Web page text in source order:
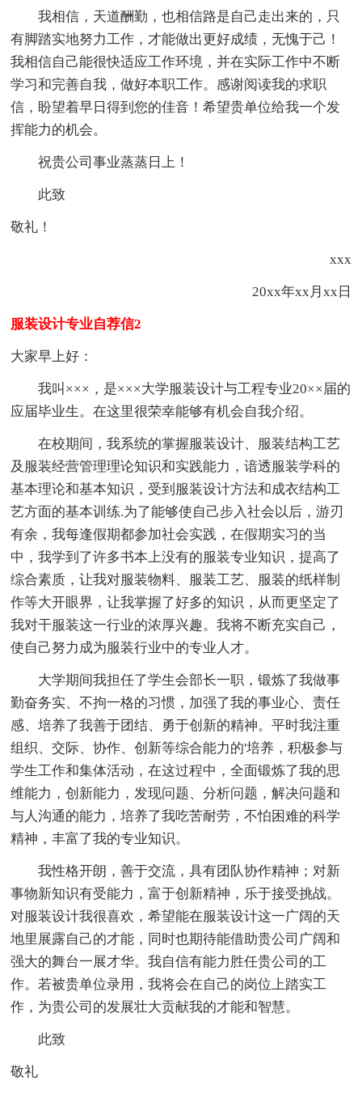
我相信，天道酬勤，也相信路是自己走出来的，只
有脚踏实地努力工作，才能做出更好成绩，无愧于己！
我相信自己能很快适应工作环境，并在实际工作中不断
学习和完善自我，做好本职工作。感谢阅读我的求职
信，盼望着早日得到您的佳音！希望贵单位给我一个发
挥能力的机会。
祝贵公司事业蒸蒸日上！
此致
敬礼！
xxx
20xx年xx月xx日
服装设计专业自荐信2
大家早上好：
我叫×××，是×××大学服装设计与工程专业20××届的
应届毕业生。在这里很荣幸能够有机会自我介绍。
在校期间，我系统的掌握服装设计、服装结构工艺
及服装经营管理理论知识和实践能力，谙透服装学科的
基本理论和基本知识，受到服装设计方法和成衣结构工
艺方面的基本训练.为了能够使自己步入社会以后，游刃
有余，我每逢假期都参加社会实践，在假期实习的当
中，我学到了许多书本上没有的服装专业知识，提高了
综合素质，让我对服装物料、服装工艺、服装的纸样制
作等大开眼界，让我掌握了好多的知识，从而更坚定了
我对干服装这一行业的浓厚兴趣。我将不断充实自己，
使自己努力成为服装行业中的专业人才。
大学期间我担任了学生会部长一职，锻炼了我做事
勤奋务实、不拘一格的习惯，加强了我的事业心、责任
感、培养了我善于团结、勇于创新的精神。平时我注重
组织、交际、协作、创新等综合能力的'培养，积极参与
学生工作和集体活动，在这过程中，全面锻炼了我的思
维能力，创新能力，发现问题、分析问题，解决问题和
与人沟通的能力，培养了我吃苦耐劳，不怕困难的科学
精神，丰富了我的专业知识。
我性格开朗，善于交流，具有团队协作精神；对新
事物新知识有受能力，富于创新精神，乐于接受挑战。
对服装设计我很喜欢，希望能在服装设计这一广阔的天
地里展露自己的才能，同时也期待能借助贵公司广阔和
强大的舞台一展才华。我自信有能力胜任贵公司的工
作。若被贵单位录用，我将会在自己的岗位上踏实工
作，为贵公司的发展壮大贡献我的才能和智慧。
此致
敬礼